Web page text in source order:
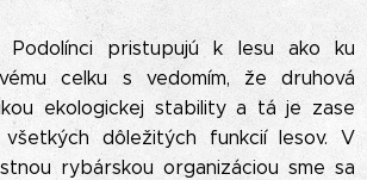
pristupujú k lesu ako ku
celku s vedomím, že druhová
ekologickej stability a tá je zase
všetkých dôležitých funkcií lesov. V
rybárskou organizáciou sme sa